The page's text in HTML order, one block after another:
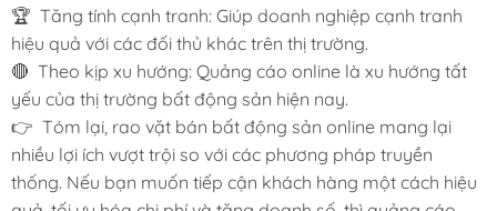
🏆 Tăng tính cạnh tranh: Giúp doanh nghiệp cạnh tranh
hiệu quả với các đối thủ khác trên thị trường.
🔴 Theo kịp xu hướng: Quảng cáo online là xu hướng tất
yếu của thị trường bất động sản hiện nay.
👉 Tóm lại, rao vặt bán bất động sản online mang lại
nhiều lợi ích vượt trội so với các phương pháp truyền
thống. Nếu bạn muốn tiếp cận khách hàng một cách hiệu